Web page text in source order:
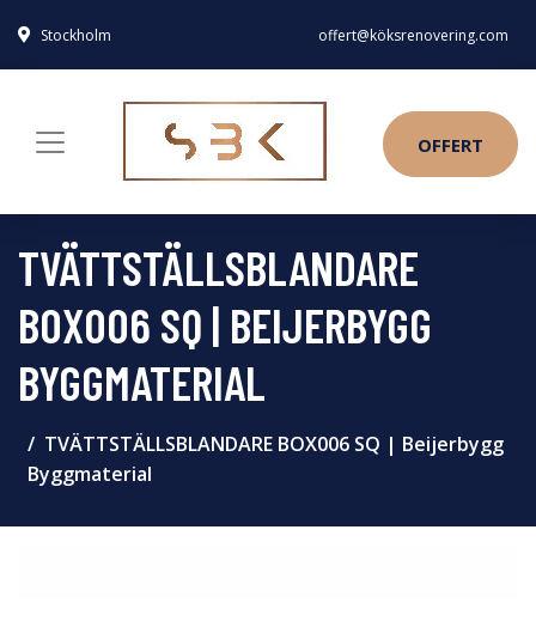
Stockholm offert@köksrenovering.com
OFFERT
TVÄTTSTÄLLSBLANDARE
BOX006 SQ | BEIJERBYGG
BYGGMATERIAL
TVÄTTSTÄLLSBLANDARE BOX006 SQ | Beijerbygg
Byggmaterial